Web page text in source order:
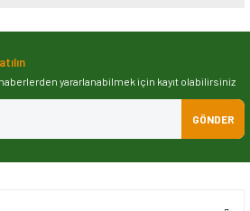
açıklamalarında ve diğer konularda
ederiz.
veya görüntülenemiyor.
yararlanabilmek için kayıt olabilirsiniz
GÖNDER